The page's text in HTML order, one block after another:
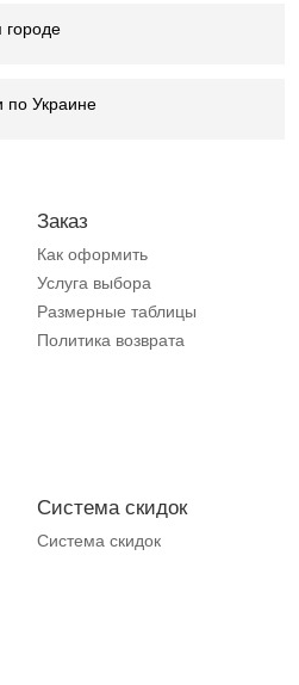
по Украине
Заказ
Как оформить
Услуга выбора
Размерные таблицы
Политика возврата
Система скидок
Система скидок